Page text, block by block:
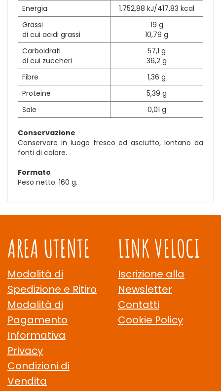
Energia
1.752,88 kJ/417,83 kcal
Grassi
di cui acidi grassi
19 g
10,79 g
Carboidrati
di cui zuccheri
57,1 g
36,2 g
Fibre
1,36 g
Proteine
5,39 g
Sale
0,01 g
Conservazione
Conservare in luogo fresco ed asciutto, lontano da
fonti di calore.
Formato
Peso netto: 160 g.
AREA UTENTE
Modalità di
Spedizione e Ritiro
Modalità di
Pagamento
Informativa
Privacy
Condizioni di
Vendita
LINK VELOCI
Iscrizione alla
Newsletter
Contatti
Cookie Policy